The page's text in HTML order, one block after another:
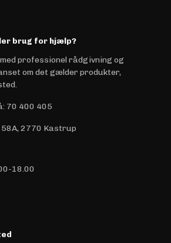
brug for hjælp?
professionel rådgivning og
om det gælder produkter,
: 70 400 405
2770 Kastrup
18.00